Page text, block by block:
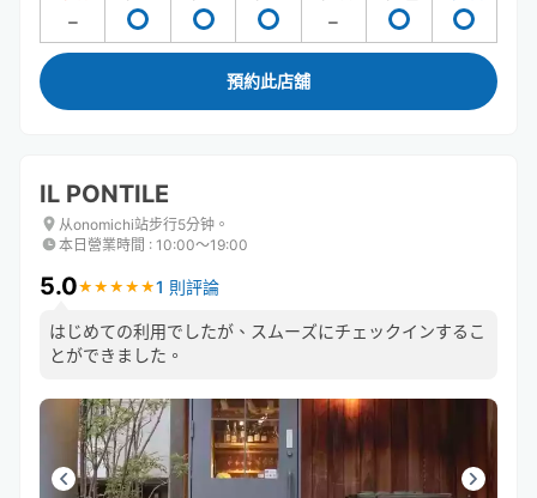
預約此店舖
IL PONTILE
从onomichi站步行5分钟。
本日營業時間 : 10:00〜19:00
5.0★ ★ ★ ★ ★
★ ★ ★ ★ ★1 則評論
はじめての利用でしたが、スムーズにチェックインするこ
とができました。